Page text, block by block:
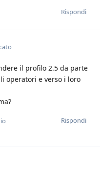
Rispondi
il profilo 2.5 da parte
operatori e verso i loro
Rispondi